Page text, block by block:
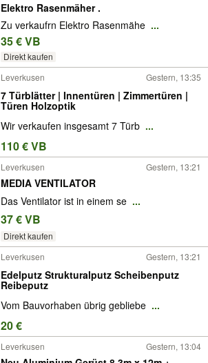
Elektro Rasenmäher .
Zu verkaufrn Elektro Rasenmähe ...
35 € VB
Direkt kaufen
Leverkusen Gestern, 13:35
7 Türblätter | Innentüren | Zimmertüren |
Türen Holzoptik
Wir verkaufen insgesamt 7 Türb ...
110 € VB
Leverkusen Gestern, 13:21
MEDIA VENTILATOR
Das Ventilator ist in einem se ...
37 € VB
Direkt kaufen
Leverkusen Gestern, 13:21
Edelputz Strukturalputz Scheibenputz
Reibeputz
Vom Bauvorhaben übrig gebliebe ...
20 €
Leverkusen Gestern, 13:04